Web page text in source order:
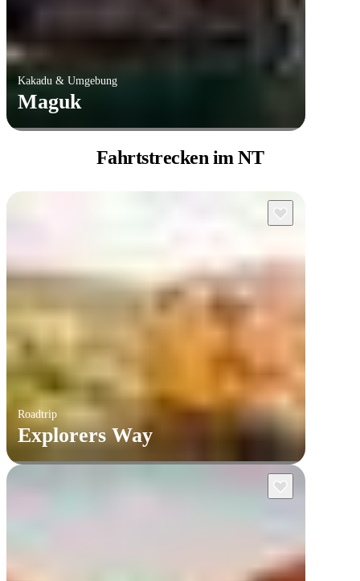
Kakadu & Umgebung
Maguk
Fahrtstreckenim NT
Roadtrip
Explorers Way